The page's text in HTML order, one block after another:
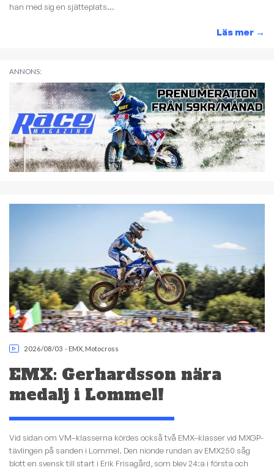
han med sig en sjätteplats...
Läs mer →
ANNONS:
2026/08/03 - EMX Motocross
EMX: Gerhardsson nära
medalj i Lommel!
Vid sidan om VM–klasserna kördes också två EMX–klasser vid MXGP-
tävlingen på sanden i Lommel. Den nionde rundan av EMX250 såg
blott en svensk till start i Erik Frisagård, som blev 24:a i första och